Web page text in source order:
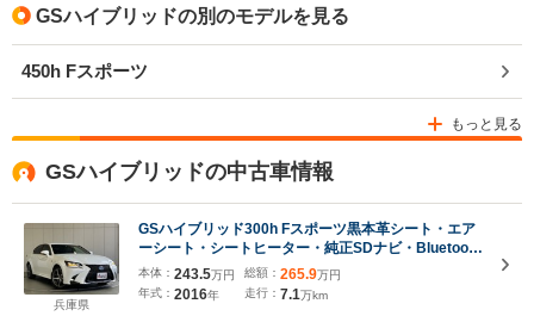
GSハイブリッドの別のモデルを見る
450h Fスポーツ
もっと見る
GSハイブリッドの中古車情報
兵庫県
GSハイブリッド300h Fスポーツ黒本革シート・エア
ーシート・シートヒーター・純正SDナビ・Bluetooth
オーディオ・フルセグ・Bカメラ・プリクラッシュセ
ーフティー・レーダークルーズコントロール・レーン
キープ・ドラレコ・コーナーセンサー・
本体： 243.5万円
年式： 2016年
総額： 265.9万円
走行： 7.1万km